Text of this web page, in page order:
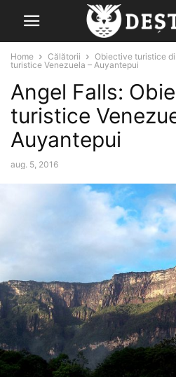
Home Călătorii Obiective turistice
turistice Venezuela – Auyantepui
Angel Falls:
turistice
Auyantepui
aug. 5, 2016